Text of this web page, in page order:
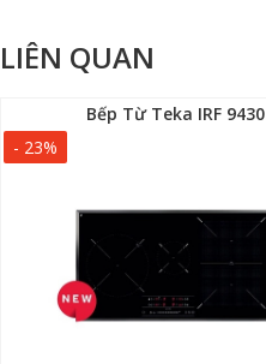
QUAN
Bếp Từ Teka IRF 9430
- 23%